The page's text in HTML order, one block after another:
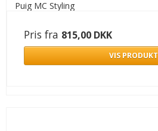
Puig MC Styling
Pris fra 815,00 DKK
VIS PRODUKT